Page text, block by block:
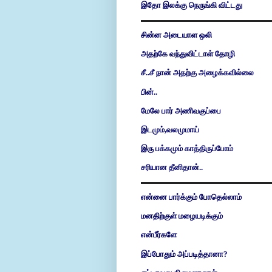
இதோ இலக்கு நெருங்கி விட்டது
சின்ன அடையாள ஒலி
அதற்கே வந்துவிட்டாள் தோழி
சீ..சீ நான் அதற்கு அழைக்கவில்லை
பின்..
மேலே பார் அணிவகுப்பை
இடமும்,வலமுமாய்
இரு பக்கமும் காத்திருப்போம்
சரியான தீனிதான்..
என்னை பார்க்கும் போதெல்லாம்
மனதிற்குள் மழையடிக்கும்
என்பீர்களே
இப்போதும் அப்படித்தானா?